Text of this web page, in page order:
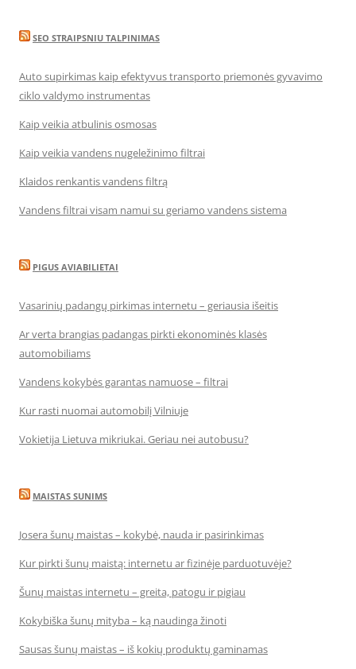
SEO STRAIPSNIU TALPINIMAS
Auto supirkimas kaip efektyvus transporto priemonės gyvavimo
ciklo valdymo instrumentas
Kaip veikia atbulinis osmosas
Kaip veikia vandens nugeležinimo filtrai
Klaidos renkantis vandens filtrą
Vandens filtrai visam namui su geriamo vandens sistema
PIGUS AVIABILIETAI
Vasarinių padangų pirkimas internetu – geriausia išeitis
Ar verta brangias padangas pirkti ekonominės klasės
automobiliams
Vandens kokybės garantas namuose – filtrai
Kur rasti nuomai automobilį Vilniuje
Vokietija Lietuva mikriukai. Geriau nei autobusu?
MAISTAS SUNIMS
Josera šunų maistas – kokybė, nauda ir pasirinkimas
Kur pirkti šunų maistą: internetu ar fizinėje parduotuvėje?
Šunų maistas internetu – greita, patogu ir pigiau
Kokybiška šunų mityba – ką naudinga žinoti
Sausas šunų maistas – iš kokių produktų gaminamas